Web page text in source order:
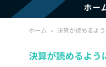
ホー
ホーム › 決算が読めるよ
決算が読めるよう